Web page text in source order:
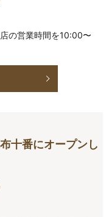
の営業時間を10:00〜
十番にオープンし